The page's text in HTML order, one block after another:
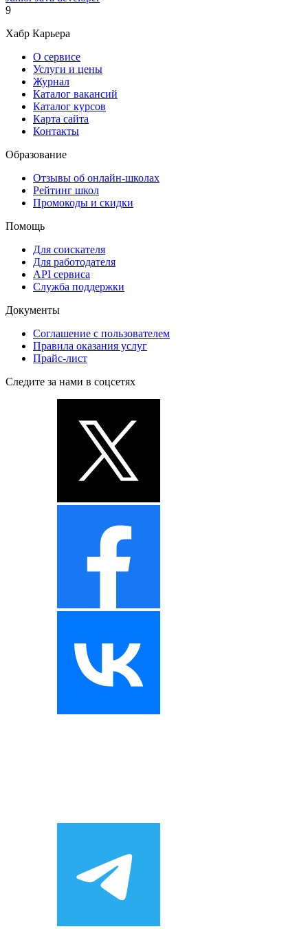
9
Хабр Карьера
О сервисе
Услуги и цены
Журнал
Каталог вакансий
Каталог курсов
Карта сайта
Контакты
Образование
Отзывы об онлайн-школах
Рейтинг школ
Промокоды и скидки
Помощь
Для соискателя
Для работодателя
API сервиса
Служба поддержки
Документы
Соглашение с пользователем
Правила оказания услуг
Прайс-лист
Следите за нами в соцсетях